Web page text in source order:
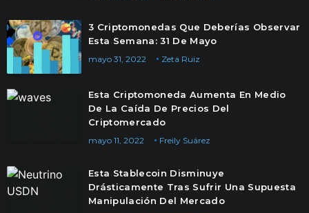
3 Criptomonedas Que Deberías Observar
Esta Semana: 31 De Mayo
Zeta Ruiz
mayo 31, 2022
Esta Criptomoneda Aumenta En Medio
De La Caída De Precios Del
Criptomercado
Freily Suárez
mayo 11, 2022
Esta Stablecoin Disminuye
Drásticamente Tras Sufrir Una Supuesta
Manipulación Del Mercado